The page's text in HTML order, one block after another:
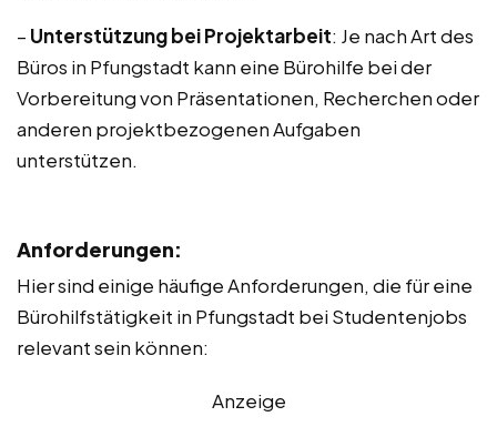
– Unterstützung bei Projektarbeit: Je nach Art des
Büros in Pfungstadt kann eine Bürohilfe bei der
Vorbereitung von Präsentationen, Recherchen oder
anderen projektbezogenen Aufgaben
unterstützen.
Anforderungen:
Hier sind einige häufige Anforderungen, die für eine
Bürohilfstätigkeit in Pfungstadt bei Studentenjobs
relevant sein können:
Anzeige